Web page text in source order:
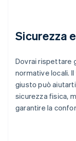
Sicurezza
Dovrai rispettare
normative locali.
giusto può
sicurezza fisica,
garantire la